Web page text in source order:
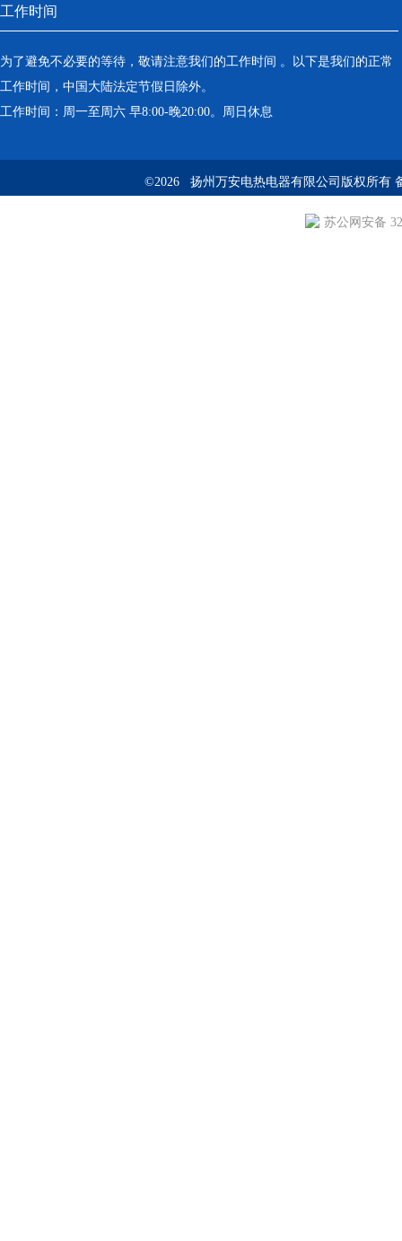
工作时间
为了避免不必要的等待，敬请注意我们的工作时间 。以下是我们的正常
工作时间，中国大陆法定节假日除外。
工作时间：周一至周六 早8:00-晚20:00。周日休息
©2026 扬州万安电热电器有限公司版权所有
苏公网安备